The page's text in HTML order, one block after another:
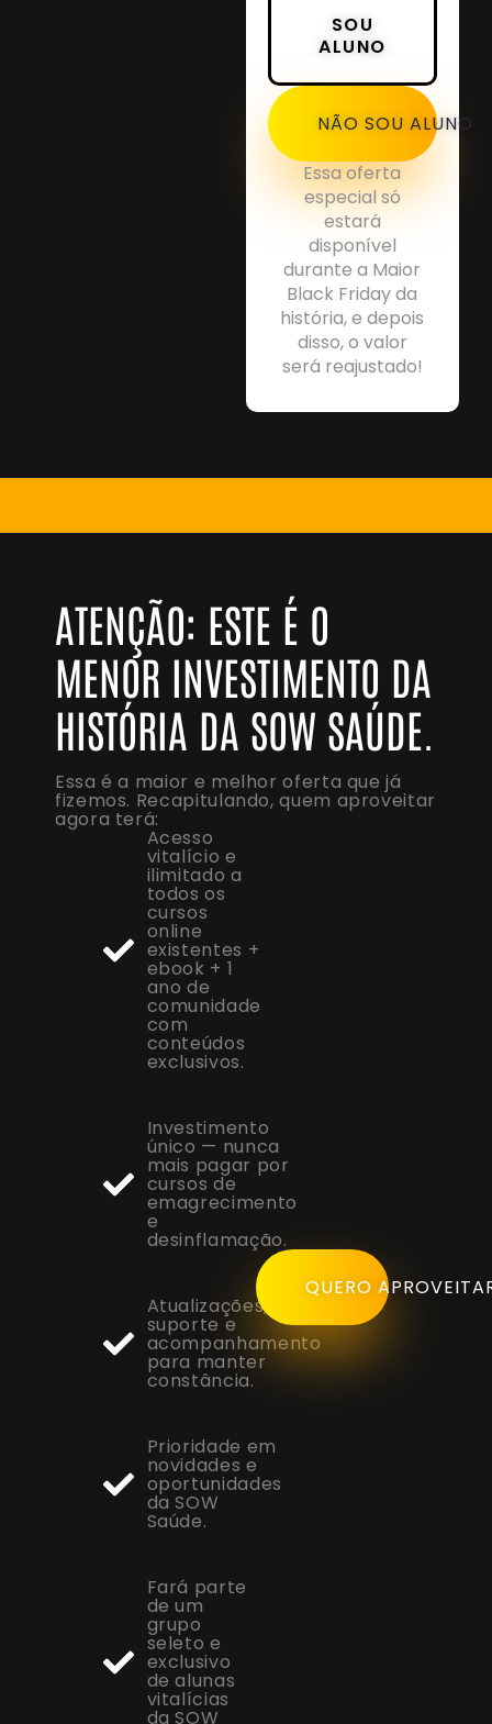
SOU
ALUNO
NÃO SOU ALUNO
Essa oferta
especial só
estará
disponível
durante a Maior
Black Friday da
história, e depois
disso, o valor
será reajustado!
ATENÇÃO: ESTE É O
MENOR INVESTIMENTO DA
HISTÓRIA DA SOW SAÚDE.
Essa é a maior e melhor oferta que já
fizemos. Recapitulando, quem aproveitar
agora terá:
Acesso
vitalício e
ilimitado a
todos os
cursos
online
existentes +
ebook + 1
ano de
comunidade
com
conteúdos
exclusivos.
Investimento
único — nunca
mais pagar por
cursos de
emagrecimento
e
desinflamação.
Atualizações,
suporte e
acompanhamento
para manter
constância.
Prioridade em
novidades e
oportunidades
da SOW
Saúde.
Fará parte
de um
grupo
seleto e
exclusivo
de alunas
vitalícias
da SOW
QUERO